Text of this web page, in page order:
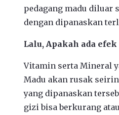
pedagang madu diluar
dengan dipanaskan
Lalu, Apakah ada
Vitamin serta Mineral
Madu akan rusak
yang dipanaskan
gizi bisa berkurang